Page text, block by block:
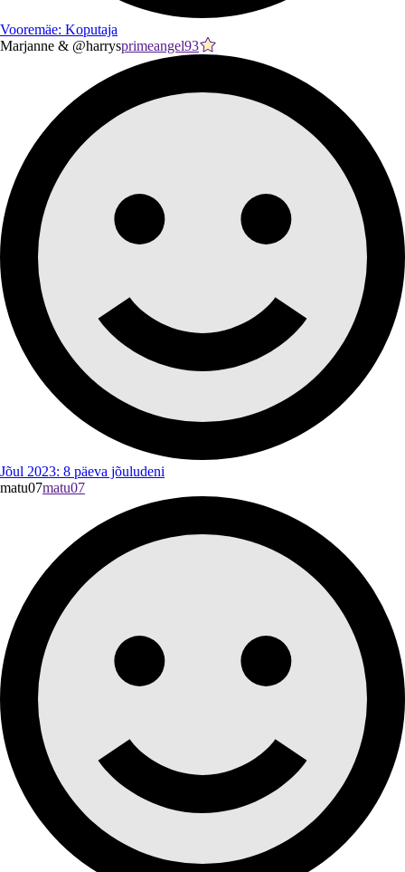
Vooremäe: Koputaja
Marjanne & @harrysprimeangel93
Jõul 2023: 8 päeva jõuludeni
matu07matu07